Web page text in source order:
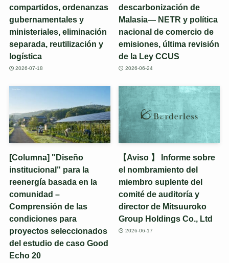
compartidos, ordenanzas
gubernamentales y
ministeriales, eliminación
separada, reutilización y
logística
2026-07-18
descarbonización de
Malasia— NETR y política
nacional de comercio de
emisiones, última revisión
de la Ley CCUS
2026-06-24
[Columna] "Diseño
institucional" para la
reenergía basada en la
comunidad –
Comprensión de las
condiciones para
proyectos seleccionados
del estudio de caso Good
Echo 20
【Aviso 】 Informe sobre
el nombramiento del
miembro suplente del
comité de auditoría y
director de Mitsuuroko
Group Holdings Co., Ltd
2026-06-17